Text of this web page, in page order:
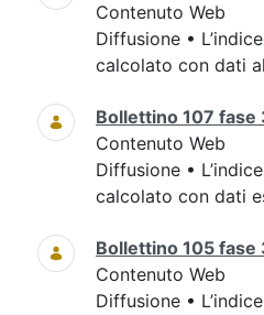
Contenuto Web
Diffusione •
calcolato con dati
Bollettino 107 fase
Contenuto Web
Diffusione •
calcolato con dati
Bollettino 105 fase
Contenuto Web
Diffusione •